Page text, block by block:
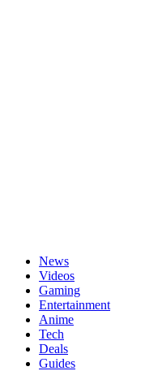
News
Videos
Gaming
Entertainment
Anime
Tech
Deals
Guides